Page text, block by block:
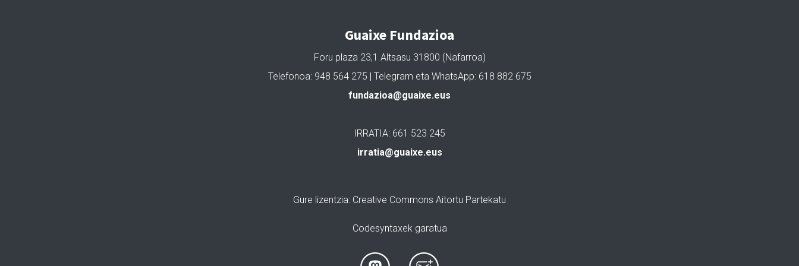
Guaixe Fundazioa
Foru plaza 23,1 Altsasu 31800 (Nafarroa)
Telefonoa: 948 564 275 | Telegram eta WhatsApp: 618 882 675
fundazioa@guaixe.eus
IRRATIA: 661 523 245
irratia@guaixe.eus
Gure lizentzia: Creative Commons Aitortu Partekatu
Codesyntaxek garatua